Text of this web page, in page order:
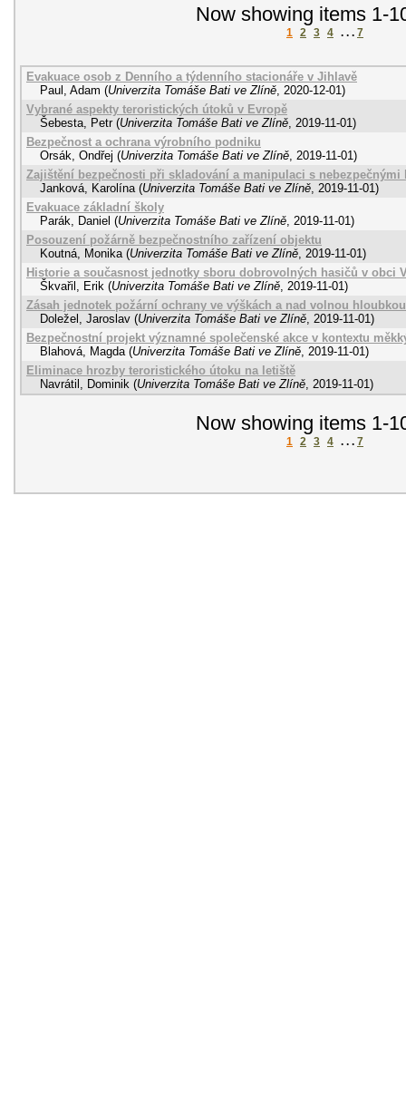
Now showing items 1-
1 2 3 4 . . . 7
Evakuace osob z Denního a týdenního stacionáře v Jihlavě
Paul, Adam (Univerzita Tomáše Bati ve Zlíně 2020-12-01 )
Vybrané aspekty teroristických útoků v Evropě
Šebesta, Petr (Univerzita Tomáše Bati ve Zlíně 2019-11-01 )
Bezpečnost a ochrana výrobního podniku
Orsák, Ondřej (Univerzita Tomáše Bati ve Zlíně 2019-11-01 )
Zajištění bezpečnosti při skladování a manipulaci s nebezpečnými
Janková, Karolína (Univerzita Tomáše Bati ve Zlíně 2019-11-01 )
Evakuace základní školy
Parák, Daniel (Univerzita Tomáše Bati ve Zlíně 2019-11-01 )
Posouzení požárně bezpečnostního zařízení objektu
Koutná, Monika (Univerzita Tomáše Bati ve Zlíně 2019-11-01 )
Historie a současnost jednotky sboru dobrovolných hasičů v obci
Škvařil, Erik (Univerzita Tomáše Bati ve Zlíně 2019-11-01 )
Zásah jednotek požární ochrany ve výškách a nad volnou hloubkou
Doležel, Jaroslav (Univerzita Tomáše Bati ve Zlíně 2019-11-01 )
Bezpečnostní projekt významné společenské akce v kontextu
Blahová, Magda (Univerzita Tomáše Bati ve Zlíně 2019-11-01 )
Eliminace hrozby teroristického útoku na letiště
Navrátil, Dominik (Univerzita Tomáše Bati ve Zlíně 2019-11-01 )
Now showing items 1-
1 2 3 4 . . . 7